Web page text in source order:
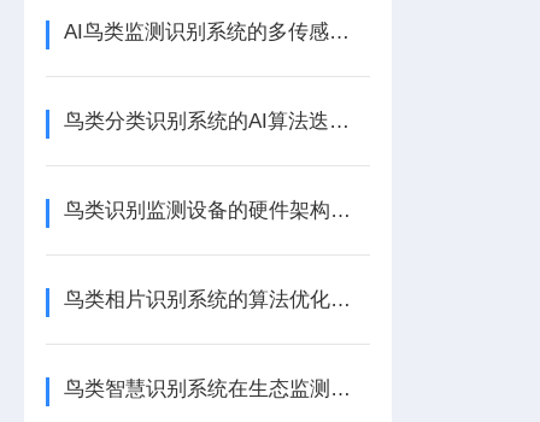
AI鸟类监测识别系统的多传感融合技术与行业应用
鸟类分类识别系统的AI算法迭代与数据应用优势
鸟类识别监测设备的硬件架构与工况适配技术研究
鸟类相片识别系统的算法优化与野外应用技术解析
鸟类智慧识别系统在生态监测领域的技术应用